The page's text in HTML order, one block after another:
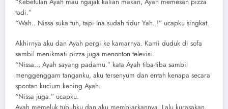
tadi.”
“Wah.. Nissa suka tuh, tapi Ina sudah tidur Yah..!” ucapku singkat.
Akhirnya aku dan Ayah pergi ke kamarnya. Kami duduk di sofa
sambil menikmati pizza juga menonton televisi.
“Nissa.., Ayah sayang padamu.” kata Ayah tiba-tiba sambil
menggenggam tanganku, aku tersenyum dan entah kenapa secara
spontan kucium kening Ayah.
“Nissa juga.” ucapku.